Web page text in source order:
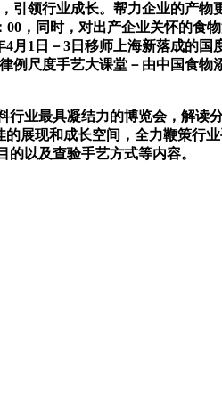
领行业成长。帮力企业的产
，同时，对出产企业关怀的
1日－3日移师上海新落成的
尺度手艺大课堂－由中国食
最具凝结力的博览会，解读
展现和成长空间，全力鞭策行
以及查验手艺方式等内容。